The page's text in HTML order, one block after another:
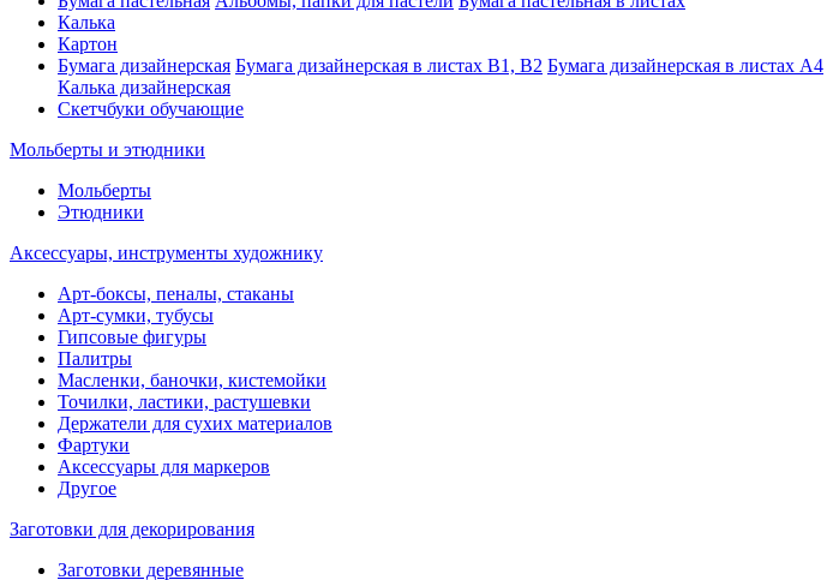
Калька
Картон
Бумага дизайнерская Бумага дизайнерская в листах В1, В2 Бумага дизайнерская в листах А4
Калька дизайнерская
Скетчбуки обучающие
Мольберты и этюдники
Мольберты
Этюдники
Аксессуары, инструменты художнику
Арт-боксы, пеналы, стаканы
Арт-сумки, тубусы
Гипсовые фигуры
Палитры
Масленки, баночки, кистемойки
Точилки, ластики, растушевки
Держатели для сухих материалов
Фартуки
Аксессуары для маркеров
Другое
Заготовки для декорирования
Заготовки деревянные